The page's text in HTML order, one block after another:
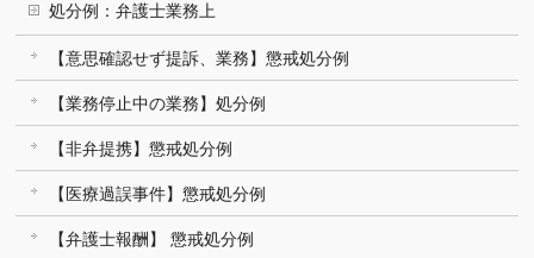
処分例：弁護士業務上
【意思確認せず提訴、業務】懲戒処分例
【業務停止中の業務】処分例
【非弁提携】懲戒処分例
【医療過誤事件】懲戒処分例
【弁護士報酬】 懲戒処分例